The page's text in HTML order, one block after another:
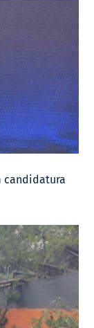
candidatura